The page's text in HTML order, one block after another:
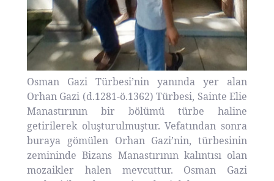
Osman Gazi Türbesi’nin yanında yer alan
Orhan Gazi (d.1281-ö.1362) Türbesi, Sainte Elie
Manastırının bir bölümü türbe haline
getirilerek oluşturulmuştur. Vefatından sonra
buraya gömülen Orhan Gazi’nin, türbesinin
zemininde Bizans Manastırının kalıntısı olan
mozaikler halen mevcuttur. Osman Gazi